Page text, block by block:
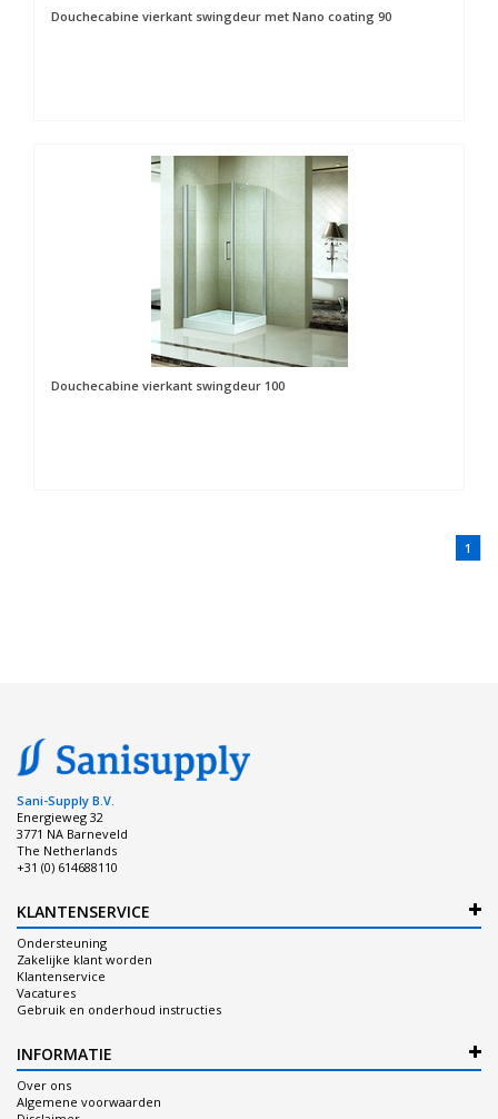
Douchecabine vierkant swingdeur met Nano coating 90
Douchecabine vierkant swingdeur 100
1
Sani-Supply B.V.
Energieweg 32
3771 NA Barneveld
The Netherlands
+31 (0) 614688110
KLANTENSERVICE
Ondersteuning
Zakelijke klant worden
Klantenservice
Vacatures
Gebruik en onderhoud instructies
INFORMATIE
Over ons
Algemene voorwaarden